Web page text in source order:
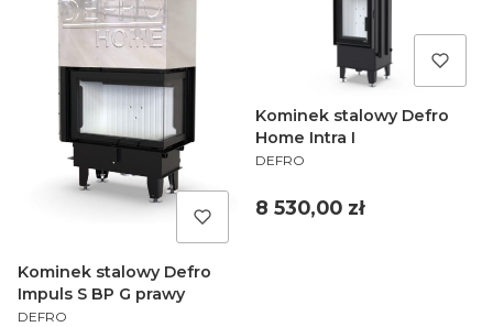
Kominek stalowy Defro
Impuls S BP G prawy
PRODUCENT
DEFRO
Kominek stalowy Defro
Home Intra I
PRODUCENT
DEFRO
Cena
8 530,00 zł